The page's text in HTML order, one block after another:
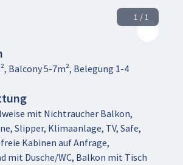
1 / 1
Balcony 5-7m², Belegung 1-4
mit Nichtraucher Balkon,
Slipper, Klimaanlage, TV, Safe,
Kabinen auf Anfrage,
mit Dusche/WC, Balkon mit Tisch